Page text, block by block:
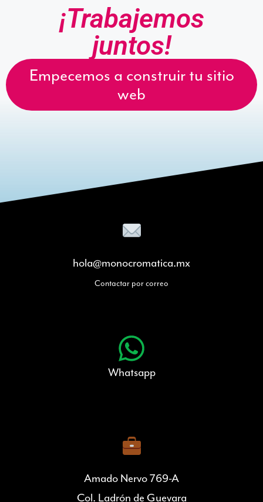
¡Trabajemos
juntos!
Empecemos a construir tu sitio
web
hola@monocromatica.mx
Contactar por correo
Whatsapp
Amado Nervo 769-A
Col. Ladrón de Guevara